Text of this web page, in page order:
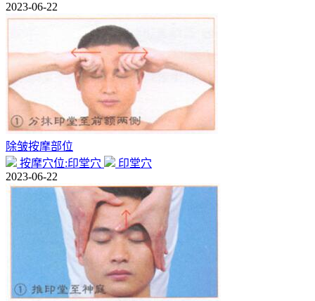
2023-06-22
除皱按摩部位
按摩穴位:印堂穴
印堂穴
2023-06-22